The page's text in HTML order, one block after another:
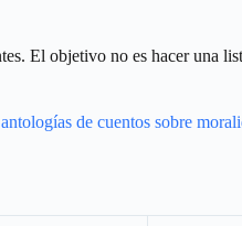
El objetivo no es hacer una
de cuentos sobre